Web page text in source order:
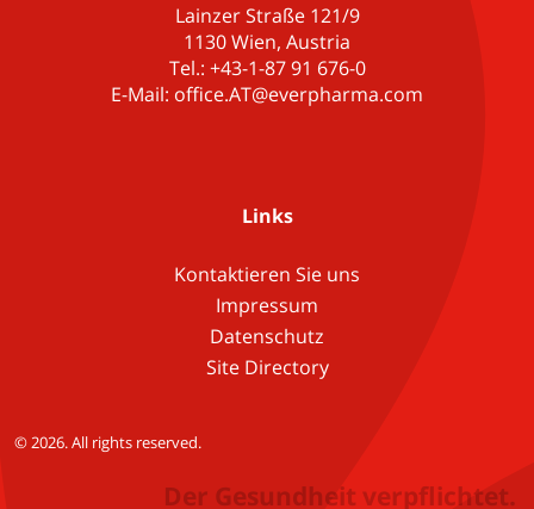
Lainzer Straße 121/9
1130 Wien, Austria
Tel.: +43-1-87 91 676-0
E-Mail: office.AT@everpharma.com
Links
Kontaktieren Sie uns
Impressum
Datenschutz
Site Directory
© 2026. All rights reserved.